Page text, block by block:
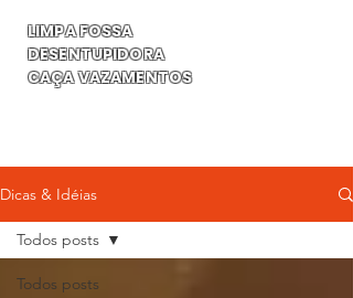
LIMPA FOSSA
DESENTUPIDORA
CAÇA VAZAMENTOS
Dicas & Idéias
Todos posts
Todos posts